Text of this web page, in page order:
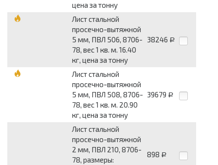
цена за тонну
Лист стальной
просечно-вытяжной
5 мм, ПВЛ 506, 8706-
78, вес 1 кв. м. 16.40
кг, цена за тонну
38246 Р
Лист стальной
просечно-вытяжной
5 мм, ПВЛ 508, 8706-
78, вес 1 кв. м. 20.90
кг, цена за тонну
39679 Р
Лист стальной
просечно-вытяжной
2 мм, ПВЛ 210, 8706-
78, размеры:
898 Р